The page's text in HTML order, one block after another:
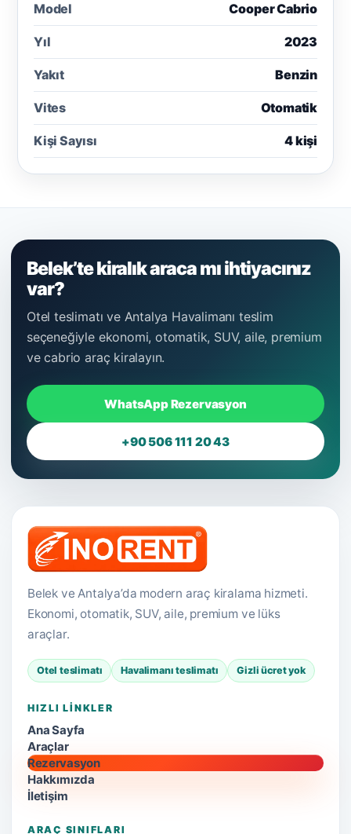
Model Cooper Cabrio
Yıl 2023
Yakıt Benzin
Vites Otomatik
Kişi Sayısı 4 kişi
Belek’te kiralık araca mı ihtiyacınız
var?
Otel teslimatı ve Antalya Havalimanı teslim
seçeneğiyle ekonomi, otomatik, SUV, aile, premium
ve cabrio araç kiralayın.
WhatsApp Rezervasyon
+90 506 111 20 43
Belek ve Antalya’da modern araç kiralama hizmeti.
Ekonomi, otomatik, SUV, aile, premium ve lüks
araçlar.
Otel teslimatı Havalimanı teslimatı Gizli ücret yok
HIZLI LINKLER
Ana Sayfa
Araçlar
Rezervasyon
Hakkımızda
İletişim
ARAÇ SINIFLARI